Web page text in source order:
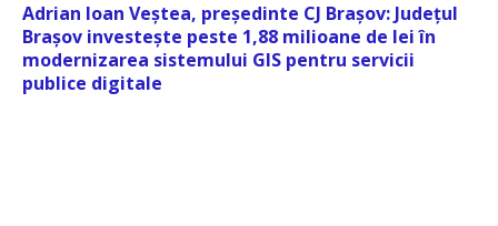
Adrian Ioan Veștea, președinte CJ Brașov: Județul
Brașov investește peste 1,88 milioane de lei în
modernizarea sistemului GIS pentru servicii
publice digitale